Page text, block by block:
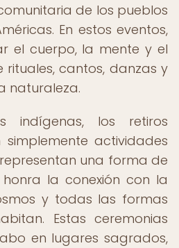
de los pueblos
En estos eventos,
el cuerpo, la mente y el
cantos, danzas y
naturaleza.
indígenas, los retiros
simplemente actividades
una forma de
la conexión con la
y todas las formas
Estas ceremonias
en lugares sagrados,